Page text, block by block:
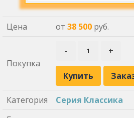
Цена от 38 500 руб.
Покупка
- +
Купить
Категория
Серия Классика